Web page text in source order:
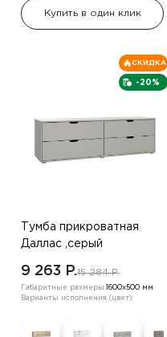
Купить в один клик
-20%
СКИДКА
Тумба прикроватная
Даллас ,серый
9 263 P.15 284 P.
Габаритные размеры: 1600х500 мм
Варианты исполнения (цвет):